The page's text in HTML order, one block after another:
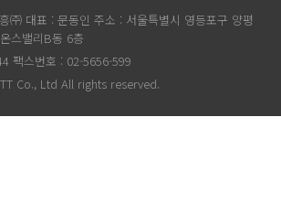
㈜ 대표 : 문동인 주소 : 서울특별시 영등포구 양평
스밸리B동 6층
팩스번호 : 02-5656-599
Co., Ltd All rights reserved.